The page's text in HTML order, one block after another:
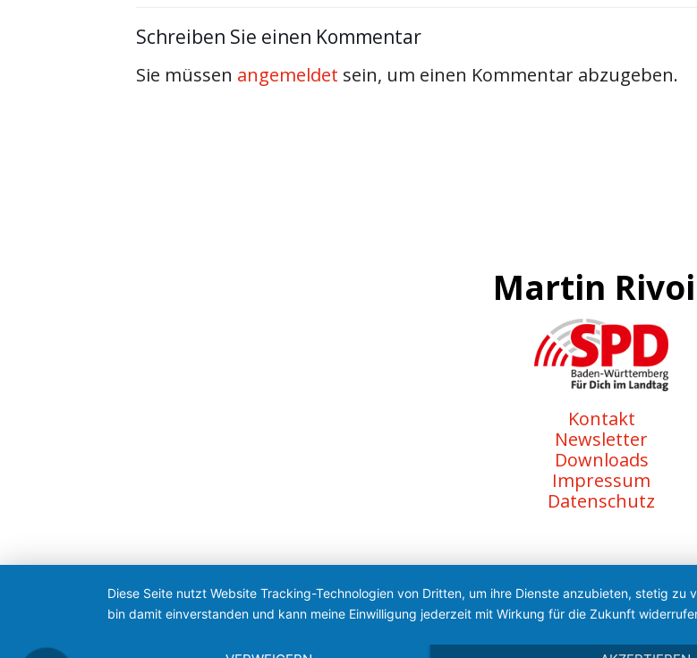
Schreiben Sie einen Kommentar
Sie müssen angemeldet sein, um einen Kommentar abzugeben.
Martin
Kontakt
Newsletter
Downloads
Impressum
Datenschutz
Diese Seite nutzt Website Tracking-Technologien von Dritten, um ihre Dienste anzubieten, stetig
bin damit einverstanden und kann meine Einwilligung jederzeit mit Wirkung für die Zukunft